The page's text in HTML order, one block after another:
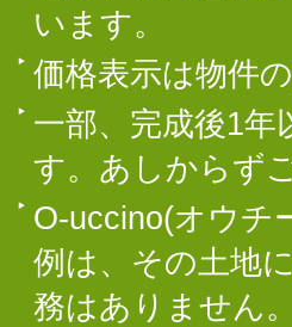
います。
価格表示は物件
一部、完成後1
す。あしからず
O-uccino(オウチ
例は、その土地
務はありません。